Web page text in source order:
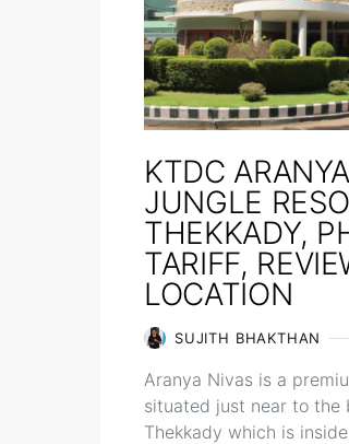
KTDC
JUNGLE
THEKKADY,
TARIFF,
LOCATION
SUJITH BHAKTHAN
Aranya Nivas is a
situated just near to the
Thekkady which is